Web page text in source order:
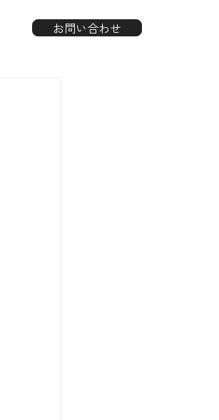
お問い合わせ